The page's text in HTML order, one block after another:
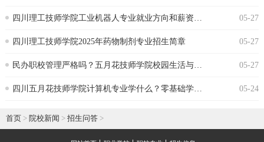
四川理工技师学院工业机器人专业就业方向和薪资水平 05-27
四川理工技师学院2025年药物制剂专业招生简章 05-27
‌民办职校管理严格吗？五月花技师学院校园生活与纪律要求‌ 05-27
‌四川五月花技师学院计算机专业学什么？零基础学生能跟上吗 05-24
首页 > 院校新闻 > 招生问答 >